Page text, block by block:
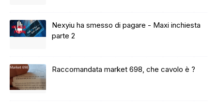
Nexyiu ha smesso di pagare - Maxi inchiesta
parte 2
Raccomandata market 698, che cavolo è ?